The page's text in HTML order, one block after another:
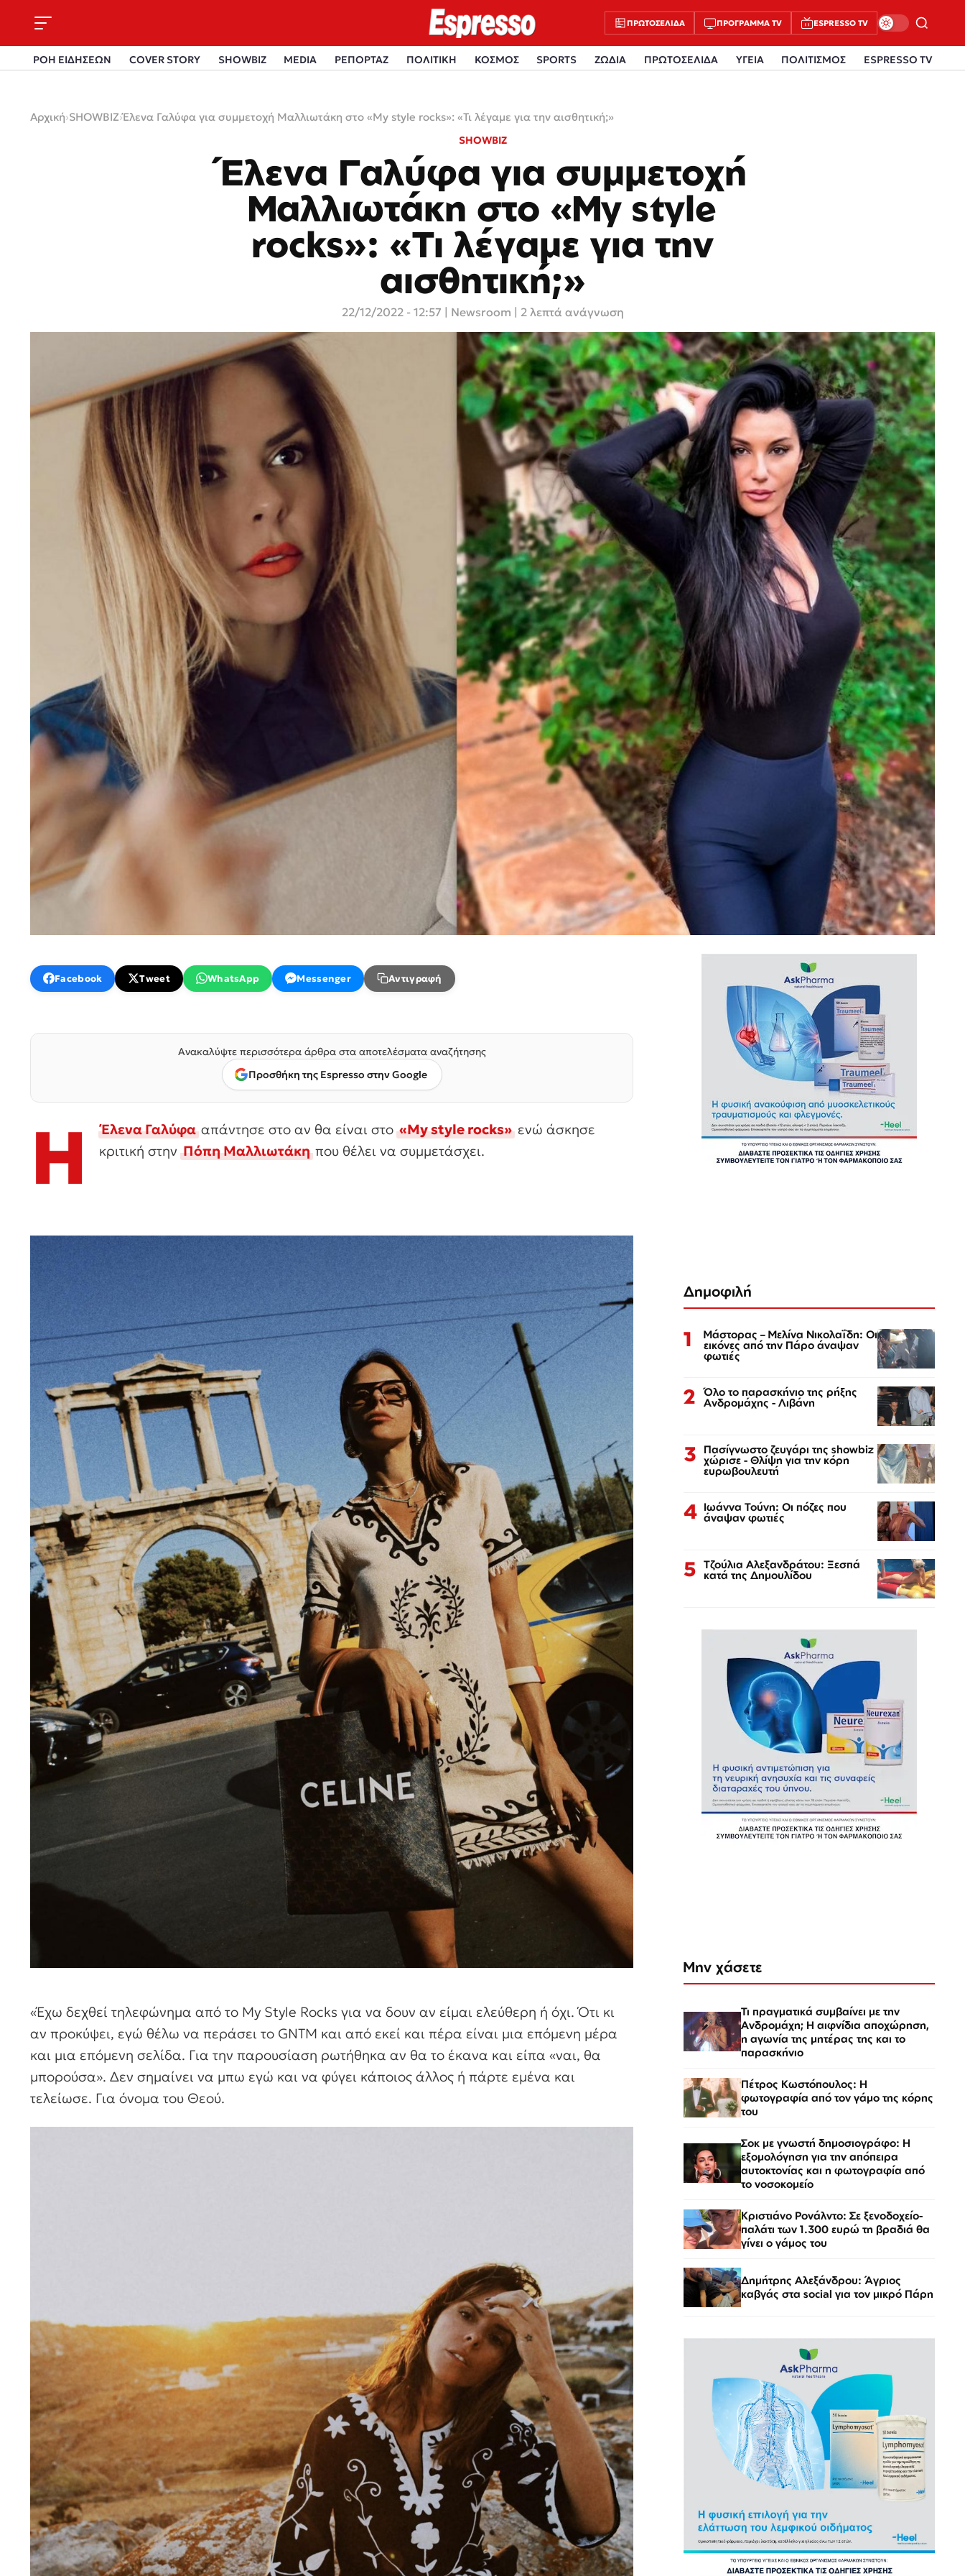
ΠΡΩΤΟΣΈΛΙΔΑ ΠΡΌΓΡΑΜΜΑ TV ESPRESSO TV
ΡΟΗ ΕΙΔΗΣΕΩΝ COVER STORY SHOWBIZ MEDIA ΡΕΠΟΡΤΑΖ ΠΟΛΙΤΙΚΗ ΚΟΣΜΟΣ SPORTS ΖΩΔΙΑ ΠΡΩΤΟΣΕΛΙΔΑ ΥΓΕΙΑ ΠΟΛΙΤΙΣΜΟΣ ESPRESSO TV
Αρχική›SHOWBIZ›Έλενα Γαλύφα για συμμετοχή Μαλλιωτάκη στο «My style rocks»: «Τι λέγαμε για την αισθητική;»
SHOWBIZ
Έλενα Γαλύφα για συμμετοχή
Μαλλιωτάκη στο «My style
rocks»: «Τι λέγαμε για την
αισθητική;»
22/12/2022 - 12:57 Newsroom | 2 λεπτά ανάγνωση
Facebook Tweet WhatsApp Messenger Αντιγραφή
Ανακαλύψτε περισσότερα άρθρα στα αποτελέσματα αναζήτησης
Προσθήκη της Espresso στην Google
Η Έλενα Γαλύφα απάντησε στο αν θα είναι στο«My style rocks»ενώ άσκησε
κριτική στηνΠόπη Μαλλιωτάκη που θέλει να συμμετάσχει.
«Έχω δεχθεί τηλεφώνημα από το My Style Rocks για να δουν αν είμαι ελεύθερη ή όχι. Ότι κι
αν προκύψει, εγώ θέλω να περάσει το GNTM και από εκεί και πέρα είναι μια επόμενη μέρα
και μια επόμενη σελίδα. Για την παρουσίαση ρωτήθηκα αν θα το έκανα και είπα «ναι, θα
μπορούσα». Δεν σημαίνει να μπω εγώ και να φύγει κάποιος άλλος ή πάρτε εμένα και
τελείωσε. Για όνομα του Θεού.
Δημοφιλή
1 Μάστορας – Μελίνα Νικολαΐδη: Οι
εικόνες από την Πάρο άναψαν
φωτιές
2 Όλο το παρασκήνιο της ρήξης
Ανδρομάχης - Λιβάνη
3 Πασίγνωστο ζευγάρι της showbiz
χώρισε - Θλίψη για την κόρη
ευρωβουλευτή
4 Ιωάννα Τούνη: Οι πόζες που
άναψαν φωτιές
5 Τζούλια Αλεξανδράτου: Ξεσπά
κατά της Δημουλίδου
Μην χάσετε
Τι πραγματικά συμβαίνει με την
Ανδρομάχη; Η αιφνίδια αποχώρηση,
η αγωνία της μητέρας της και το
παρασκήνιο
Πέτρος Κωστόπουλος: Η
φωτογραφία από τον γάμο της κόρης
του
Σοκ με γνωστή δημοσιογράφο: Η
εξομολόγηση για την απόπειρα
αυτοκτονίας και η φωτογραφία από
το νοσοκομείο
Κριστιάνο Ρονάλντο: Σε ξενοδοχείο-
παλάτι των 1.300 ευρώ τη βραδιά θα
γίνει ο γάμος του
Δημήτρης Αλεξάνδρου: Άγριος
καβγάς στα social για τον μικρό Πάρη